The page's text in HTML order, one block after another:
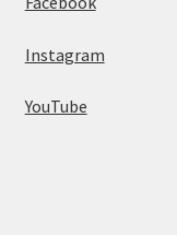
Instagram
YouTube